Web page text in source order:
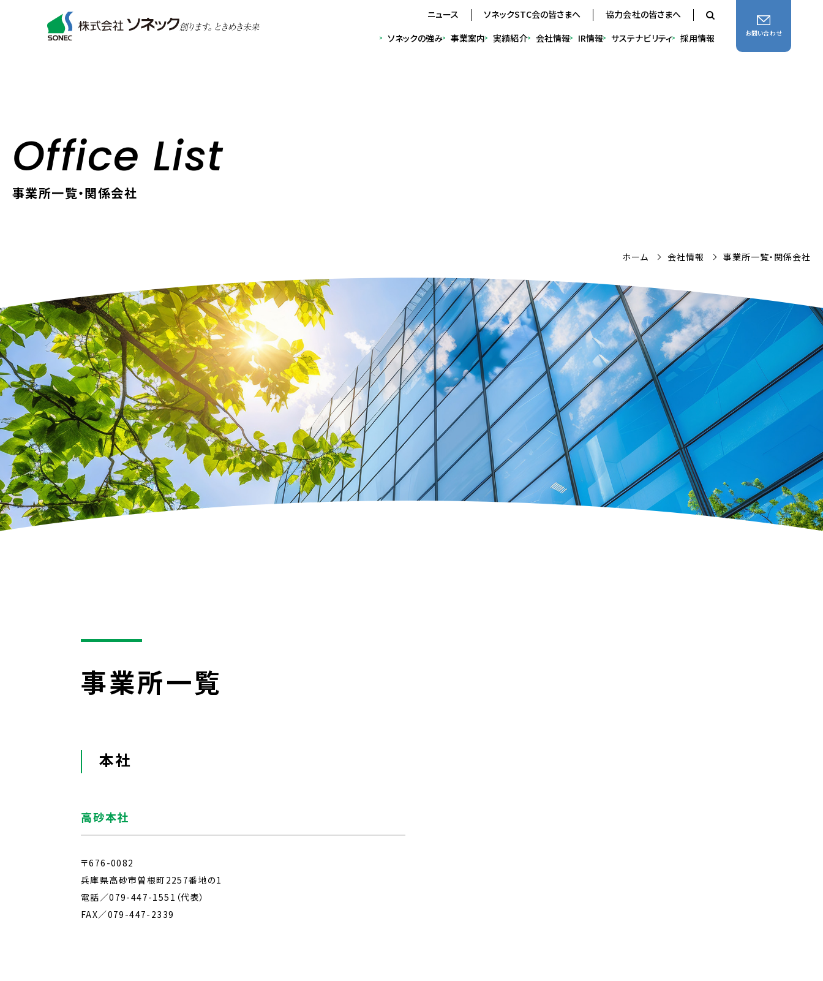
ニュース ソネックSTC会の皆さまへ
協力会社の皆さまへ
ソネックの強み 事業案内 実績紹介 会社情報 IR情報 サステナビリティ 採用情報 お問い合わせ
Office List
事業所一覧・関係会社
ホーム 会社情報 事業所一覧・関係会社
事業所一覧
本社
高砂本社
〒676-0082
兵庫県高砂市曽根町2257番地の1
電話／079-447-1551 （代表）
FAX／079-447-2339